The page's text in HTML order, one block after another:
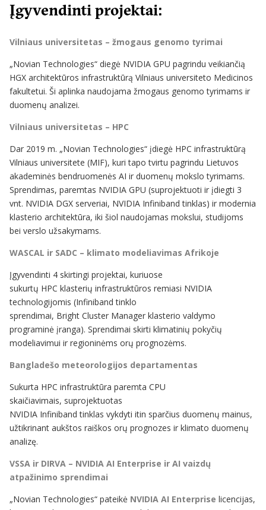
Įgyvendinti projektai:
Vilniaus universitetas – žmogaus genomo tyrimai
„Novian Technologies“ diegė NVIDIA GPU pagrindu veikiančią
HGX architektūros infrastruktūrą Vilniaus universiteto Medicinos
fakultetui. Ši aplinka naudojama žmogaus genomo tyrimams ir
duomenų analizei.
Vilniaus universitetas – HPC
Dar 2019 m. „Novian Technologies“ įdiegė HPC infrastruktūrą
Vilniaus universitete (MIF), kuri tapo tvirtu pagrindu Lietuvos
akademinės bendruomenės AI ir duomenų mokslo tyrimams.
Sprendimas, paremtas NVIDIA GPU (suprojektuoti ir įdiegti 3
vnt. NVIDIA DGX serveriai, NVIDIA Infiniband tinklas) ir modernia
klasterio architektūra, iki šiol naudojamas mokslui, studijoms
bei verslo užsakymams.
WASCAL ir SADC – klimato modeliavimas Afrikoje
Įgyvendinti 4 skirtingi projektai, kuriuose
sukurtų HPC klasterių infrastruktūros remiasi NVIDIA
technologijomis (Infiniband tinklo
sprendimai, Bright Cluster Manager klasterio valdymo
programinė įranga). Sprendimai skirti klimatinių pokyčių
modeliavimui ir regioninėms orų prognozėms.
Bangladešo meteorologijos departamentas
Sukurta HPC infrastruktūra paremta CPU
skaičiavimais, suprojektuotas
NVIDIA Infiniband tinklas vykdyti itin sparčius duomenų mainus,
užtikrinant aukštos raiškos orų prognozes ir klimato duomenų
analizę.
VSSA ir DIRVA – NVIDIA AI Enterprise ir AI vaizdų
atpažinimo sprendimai
„Novian Technologies“ pateikė NVIDIA AI Enterprise licencijas,